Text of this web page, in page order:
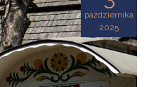
października
2025